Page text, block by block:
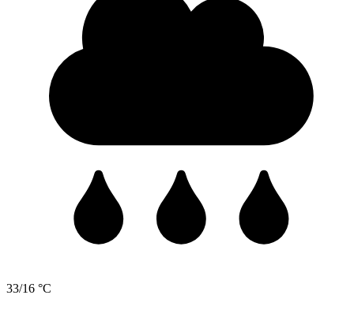
33/16 °C